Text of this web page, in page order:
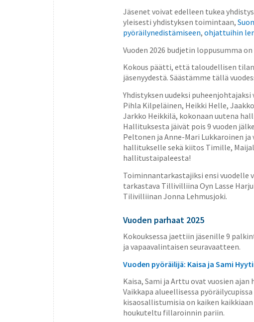
Jäsenet voivat edelleen tukea
yleisesti yhdistyksen toimintaan,
pyöräilynedistämiseen, ohjattuihin
Vuoden 2026 budjetin loppusumma on
Kokous päätti, että taloudellisen
jäsenyydestä. Säästämme tällä
Yhdistyksen uudeksi
Pihla Kilpeläinen, Heikki Helle,
Jarkko Heikkilä, kokonaan uutena
Hallituksesta jäivät pois 9 vuoden
Peltonen ja Anne-Mari Lukkaroinen
hallitukselle sekä kiitos Timille,
hallitustaipaleesta!
Toiminnantarkastajiksi ensi vuodelle
tarkastava Tillivilliina Oyn Lasse
Tilivilliinan Jonna Lehmusjoki.
Vuoden parhaat 2025
Kokouksessa jaettiin jäsenille 9
ja vapaavalintaisen seuravaatteen.
Vuoden pyöräilijä: Kaisa ja Sami
Kaisa, Sami ja Arttu ovat vuosien
Vaikkapa alueellisessa
kisaosallistumisia on kaiken
houkuteltu fillaroinnin pariin.